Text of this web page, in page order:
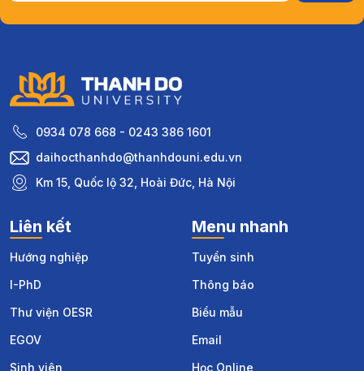
0934 078 668 - 0243 386 1601
daihocthanhdo@thanhdouni.edu.vn
Km 15, Quốc lộ 32, Hoài Đức, Hà Nội
Liên kết
Hướng nghiệp
I-PhD
Thư viện OESR
EGOV
Sinh viên
Menu nhanh
Tuyển sinh
Thông báo
Biểu mẫu
Email
Học Online